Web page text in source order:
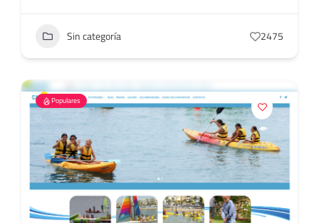
Sin categoría 2475
Populares